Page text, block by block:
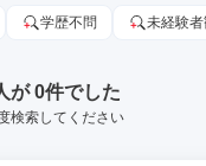
学歴不問 未経験者
が 0件でした
検索してください